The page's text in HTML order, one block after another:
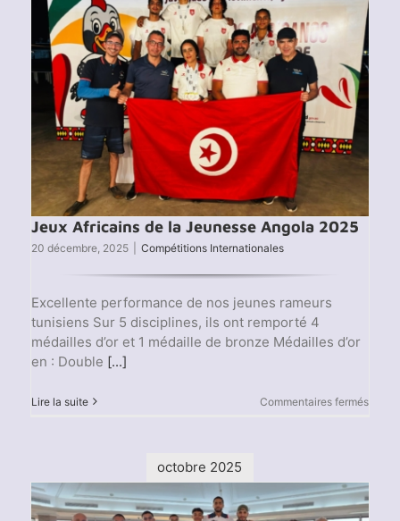
Jeux Africains de la Jeunesse Angola 2025
20 décembre, 2025 Compétitions Internationales
Excellente performance de nos jeunes rameurs
tunisiens Sur 5 disciplines, ils ont remporté 4
médailles d’or et 1 médaille de bronze Médailles d’or
en : Double [...]
Lire la suite Commentaires ferméssur
2025
octobre 2025